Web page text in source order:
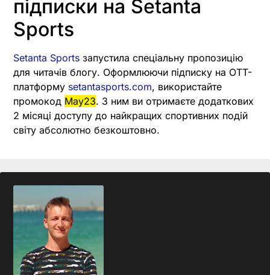
підписки на Setanta
Sports
Setanta Sports запустила спеціальну пропозицію
для читачів блогу. Оформлюючи підписку на OTT-
платформу setantasports.com, використайте
промокод May23. З ним ви отримаєте додаткових
2 місяці доступу до найкращих спортивних подій
світу абсолютно безкоштовно.